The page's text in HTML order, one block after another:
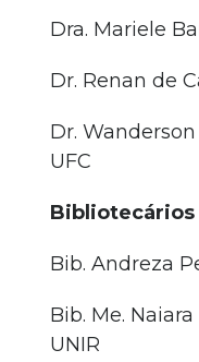
Dra. Mariele
Dr. Renan de
Dr.
UFC
Bibliotecários
Bib. Andreza
Bib. Me.
UNIR